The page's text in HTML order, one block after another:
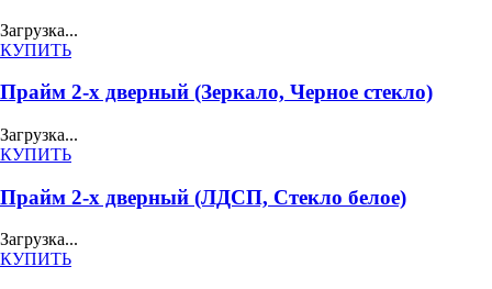
Загрузка...
КУПИТЬ
Прайм 2-х дверный (Зеркало, Черное стекло)
Загрузка...
КУПИТЬ
Прайм 2-х дверный (ЛДСП, Стекло белое)
Загрузка...
КУПИТЬ